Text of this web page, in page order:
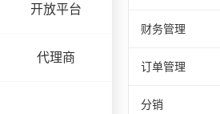
开放平台
代理商
财务管理
订单管理
分销